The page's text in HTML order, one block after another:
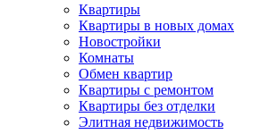
Квартиры
Квартиры в новых домах
Новостройки
Комнаты
Обмен квартир
Квартиры с ремонтом
Квартиры без отделки
Элитная недвижимость